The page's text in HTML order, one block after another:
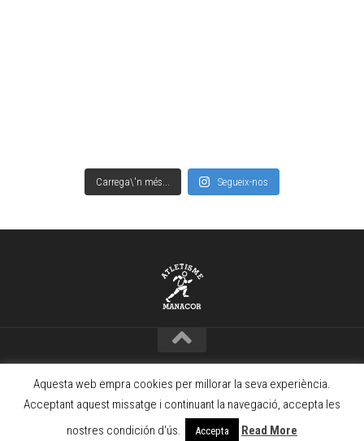
Carrega\'n més... Segueix-nos
Copyright © Club Atletisme Manacor – 2021 · www.camanacor.com
Powered by
WordPress
Aquesta web empra cookies per millorar la seva experiència.
Acceptant aquest missatge i continuant la navegació, accepta les
nostres condición d'ús.
Accepta Read More